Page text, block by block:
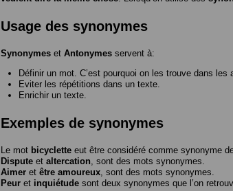
Usage des synonymes
Synonymes et Antonymes servent à:
Définir un mot. C’est pourquoi on les trouve dans les
Eviter les répétitions dans un texte.
Enrichir un texte.
Exemples de synonymes
Le mot bicyclette eut être considéré comme synonyme
Dispute et altercation , sont des mots synonymes.
Aimer et être amoureux , sont des mots synonymes.
Peur et inquiétude sont deux synonymes que l’on